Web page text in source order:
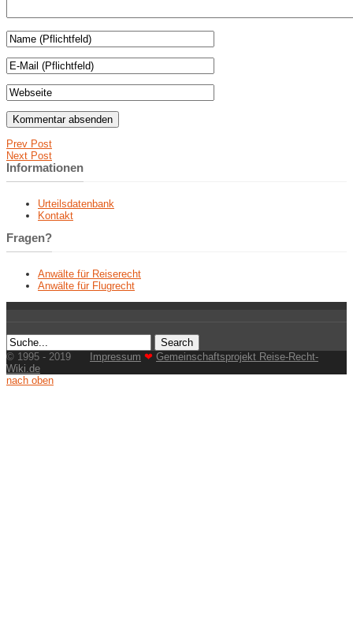
Prev Post
Next Post
Informationen
Urteilsdatenbank
Kontakt
Fragen?
Anwälte für Reiserecht
Anwälte für Flugrecht
© 1995 - 2019 Impressum ❤ Gemeinschaftsprojekt Reise-Recht-
Wiki.de
nach oben